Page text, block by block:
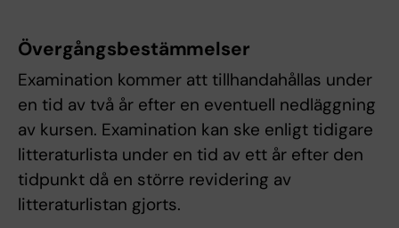
Övergångsbestämmelser
Examination kommer att tillhandahållas under
en tid av två år efter en eventuell nedläggning
av kursen. Examination kan ske enligt tidigare
litteraturlista under en tid av ett år efter den
tidpunkt då en större revidering av
litteraturlistan gjorts.